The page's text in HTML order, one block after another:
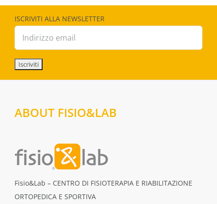
ISCRIVITI ALLA NEWSLETTER
ABOUT FISIO&LAB
Fisio&Lab – CENTRO DI FISIOTERAPIA E RIABILITAZIONE
ORTOPEDICA E SPORTIVA